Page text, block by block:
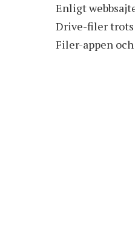
Enligt
Drive-filer trots
Filer-appen